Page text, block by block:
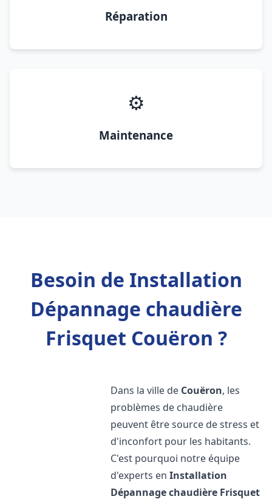
Réparation
⚙️
Maintenance
Besoin de Installation
Dépannage chaudière
Frisquet Couëron ?
Dans la ville de Couëron, les
problèmes de chaudière
peuvent être source de stress et
d'inconfort pour les habitants.
C'est pourquoi notre équipe
d'experts enInstallation
Dépannage chaudière Frisquet